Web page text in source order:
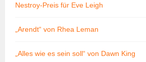
Nestroy-Preis für Eve Leigh
„Arendt“ von Rhea Leman
„Alles wie es sein soll“ von Dawn King